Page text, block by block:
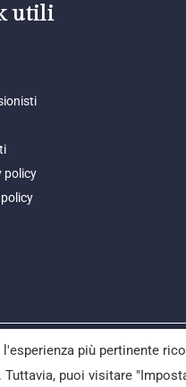
utili
policy
AFPC società tra avvocati
Sede legale: Via Ermes
più pertinente
puoi visitare